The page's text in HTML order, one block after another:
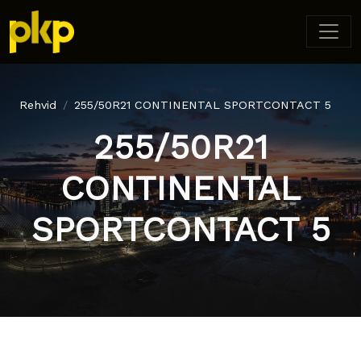
Rehvid 255/50R21 CONTINENTAL SPORTCONTACT 5
255/50R21
CONTINENTAL
SPORTCONTACT 5